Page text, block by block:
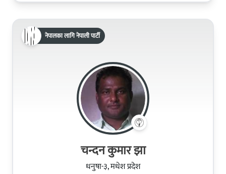
नेपालका लागि नेपाली पार्टी
चन्दन कुमार झा
धनुषा-३, मधेश प्रदेश